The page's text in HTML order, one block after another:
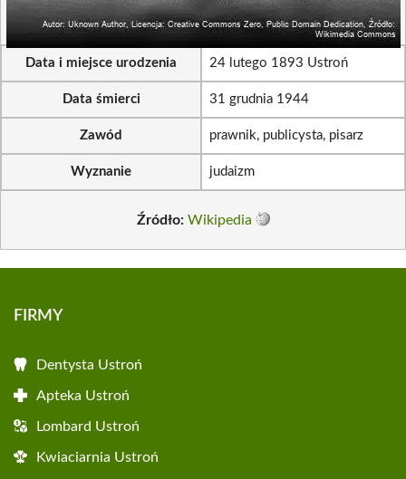
Data i miejsce urodzenia 24 lutego 1893 Ustroń
Data śmierci 31 grudnia 1944
Zawód prawnik, publicysta, pisarz
Wyznanie judaizm
Źródło: Wikipedia
FIRMY
Dentysta Ustroń
Apteka Ustroń
Lombard Ustroń
Kwiaciarnia Ustroń